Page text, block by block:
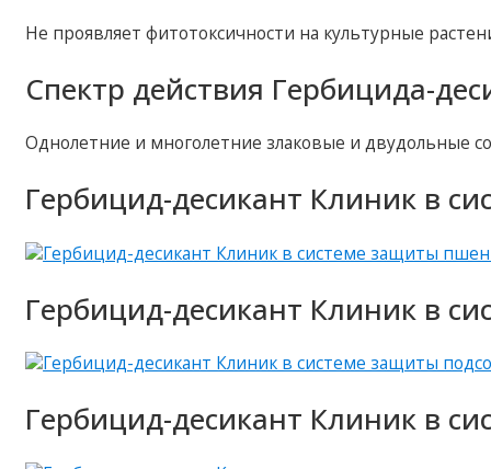
Не проявляет фитотоксичности на культурные
Спектр действия Гербицида-
Однолетние и многолетние злаковые и двудольные
Гербицид-десикант Клиник в
Гербицид-десикант Клиник в
Гербицид-десикант Клиник в